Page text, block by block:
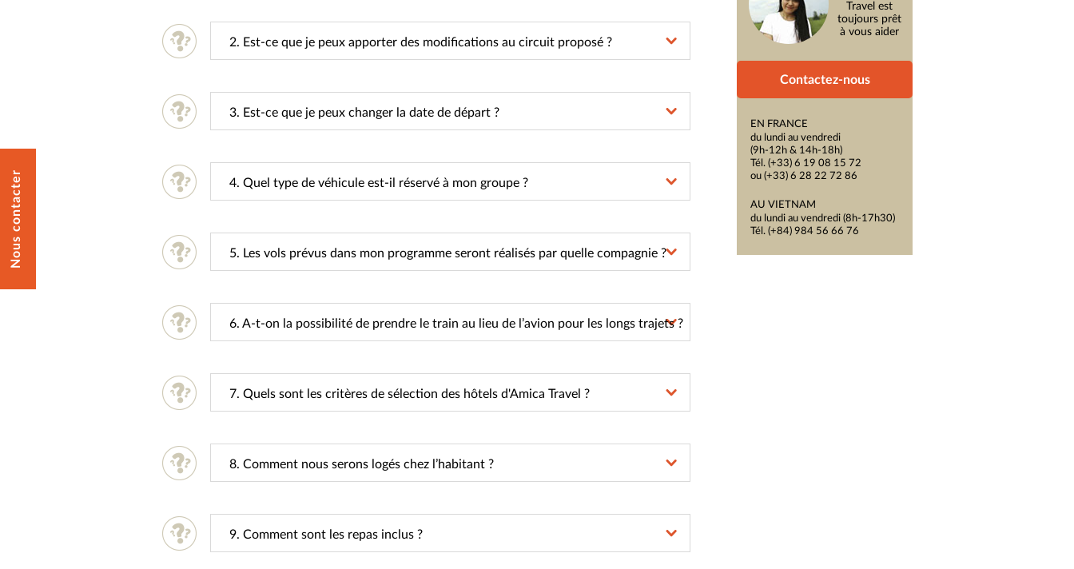
Nous contacter
2. Est-ce que je peux apporter des modifications au circuit proposé ?
3. Est-ce que je peux changer la date de départ ?
4. Quel type de véhicule est-il réservé à mon groupe ?
5. Les vols prévus dans mon programme seront réalisés par quelle compagnie ?
6. A-t-on la possibilité de prendre le train au lieu de l’avion pour les longs trajets ?
7. Quels sont les critères de sélection des hôtels d'Amica Travel ?
8. Comment nous serons logés chez l’habitant ?
9. Comment sont les repas inclus ?
Travel est
toujours prêt
à vous aider
Contactez-nous
EN FRANCE
du lundi au vendredi
(9h-12h & 14h-18h)
Tél. (+33) 6 19 08 15 72
ou (+33) 6 28 22 72 86
AU VIETNAM
du lundi au vendredi (8h-17h30)
Tél. (+84) 984 56 66 76